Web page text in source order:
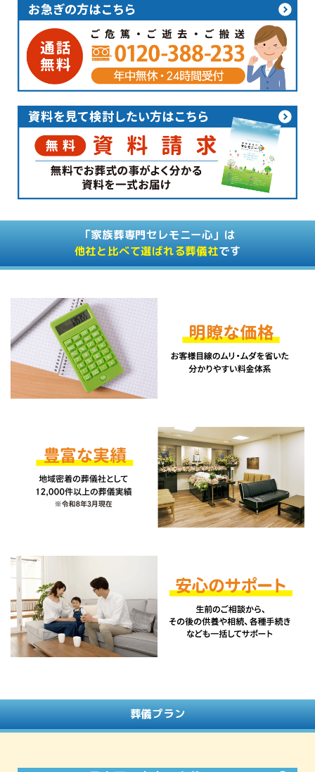
「家族葬専門セレモニー心」は
他社と比べて選ばれる葬儀社です
葬儀プラン